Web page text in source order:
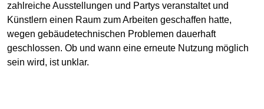
zahlreiche Ausstellungen und Partys veranstaltet und
Künstlern einen Raum zum Arbeiten geschaffen hatte,
wegen gebäudetechnischen Problemen dauerhaft
geschlossen. Ob und wann eine erneute Nutzung möglich
sein wird, ist unklar.